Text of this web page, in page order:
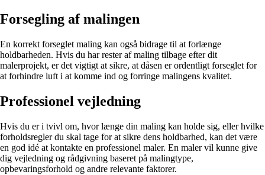
Forsegling af malingen
En korrekt forseglet maling kan også bidrage til at forlænge
holdbarheden. Hvis du har rester af maling tilbage efter dit
malerprojekt, er det vigtigt at sikre, at dåsen er ordentligt forseglet for
at forhindre luft i at komme ind og forringe malingens kvalitet.
Professionel vejledning
Hvis du er i tvivl om, hvor længe din maling kan holde sig, eller hvilke
forholdsregler du skal tage for at sikre dens holdbarhed, kan det være
en god idé at kontakte en professionel maler. En maler vil kunne give
dig vejledning og rådgivning baseret på malingtype,
opbevaringsforhold og andre relevante faktorer.